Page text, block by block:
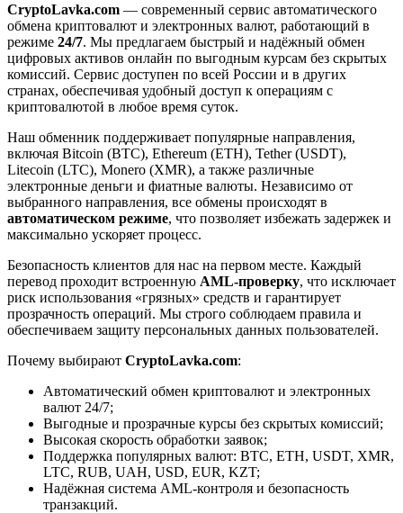
CryptoLavka.com — современный сервис автоматического
обмена криптовалют и электронных валют, работающий в
режиме 24/7. Мы предлагаем быстрый и надёжный обмен
цифровых активов онлайн по выгодным курсам без скрытых
комиссий. Сервис доступен по всей России и в других
странах, обеспечивая удобный доступ к операциям с
криптовалютой в любое время суток.
Наш обменник поддерживает популярные направления,
включая Bitcoin (BTC), Ethereum (ETH), Tether (USDT),
Litecoin (LTC), Monero (XMR), а также различные
электронные деньги и фиатные валюты. Независимо от
выбранного направления, все обмены происходят в
автоматическом режиме, что позволяет избежать задержек и
максимально ускоряет процесс.
Безопасность клиентов для нас на первом месте. Каждый
перевод проходит встроенную AML-проверку, что исключает
риск использования «грязных» средств и гарантирует
прозрачность операций. Мы строго соблюдаем правила и
обеспечиваем защиту персональных данных пользователей.
Почему выбирают CryptoLavka.com:
Автоматический обмен криптовалют и электронных
валют 24/7;
Выгодные и прозрачные курсы без скрытых комиссий;
Высокая скорость обработки заявок;
Поддержка популярных валют: BTC, ETH, USDT, XMR,
LTC, RUB, UAH, USD, EUR, KZT;
Надёжная система AML-контроля и безопасность
транзакций.